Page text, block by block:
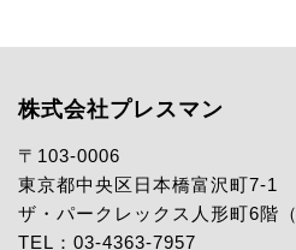
株式会社プレスマン
〒103-0006
東京都中央区日本橋富沢町7-1
ザ・パークレックス人形町6階（
TEL：03-4363-7957